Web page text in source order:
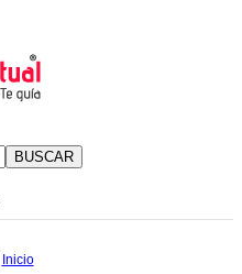
BUSCAR
Inicio